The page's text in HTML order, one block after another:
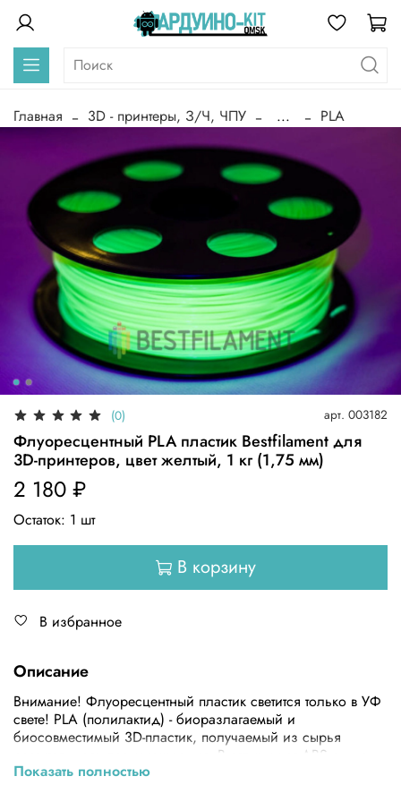
Главная 3D - принтеры, З/Ч, ЧПУ ... PLA
(0) арт. 003182
Флуоресцентный PLA пластик Bestfilament для
3D-принтеров, цвет желтый, 1 кг (1,75 мм)
2 180 ₽
Остаток: 1 шт
В корзину
В избранное
Описание
Внимание! Флуоресцентный пластик светится только в УФ
свете! PLA (полилактид) - биоразлагаемый и
биосовместимый 3D-пластик, получаемый из сырья
растительного происхождения. В отличии от ABS он не
требует специальных условий, нет необходимости в
Показать полностью